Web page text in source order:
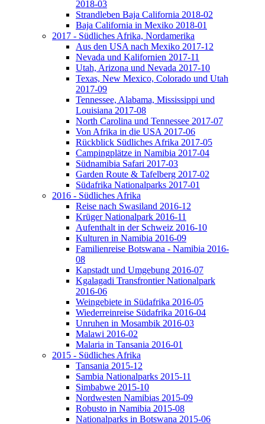
2018-03
Strandleben Baja California 2018-02
Baja California in Mexiko 2018-01
2017 - Südliches Afrika, Nordamerika
Aus den USA nach Mexiko 2017-12
Nevada und Kalifornien 2017-11
Utah, Arizona und Nevada 2017-10
Texas, New Mexico, Colorado und Utah
2017-09
Tennessee, Alabama, Mississippi und
Louisiana 2017-08
North Carolina und Tennessee 2017-07
Von Afrika in die USA 2017-06
Rückblick Südliches Afrika 2017-05
Campingplätze in Namibia 2017-04
Südnamibia Safari 2017-03
Garden Route & Tafelberg 2017-02
Südafrika Nationalparks 2017-01
2016 - Südliches Afrika
Reise nach Swasiland 2016-12
Krüger Nationalpark 2016-11
Aufenthalt in der Schweiz 2016-10
Kulturen in Namibia 2016-09
Familienreise Botswana - Namibia 2016-
08
Kapstadt und Umgebung 2016-07
Kgalagadi Transfrontier Nationalpark
2016-06
Weingebiete in Südafrika 2016-05
Wiederreinreise Südafrika 2016-04
Unruhen in Mosambik 2016-03
Malawi 2016-02
Malaria in Tansania 2016-01
2015 - Südliches Afrika
Tansania 2015-12
Sambia Nationalparks 2015-11
Simbabwe 2015-10
Nordwesten Namibias 2015-09
Robusto in Namibia 2015-08
Nationalparks in Botswana 2015-06